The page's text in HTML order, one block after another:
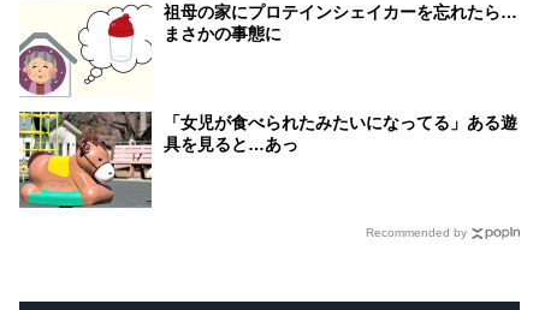
祖母の家にプロテインシェイカーを忘れたら…
まさかの事態に
「女児が食べられたみたいになってる」ある遊
具を見ると…あっ
Recommended by